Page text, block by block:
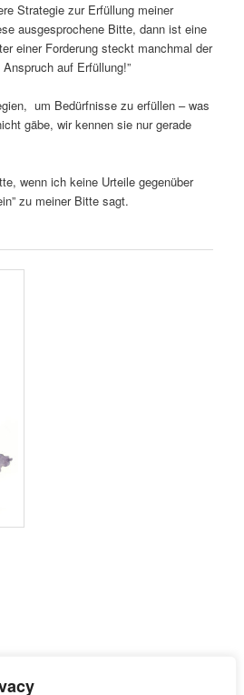
Strategie zur Erfüllung meiner
ausgesprochene Bitte, dann ist eine
einer Forderung steckt manchmal der
auf Erfüllung!”
um Bedürfnisse zu erfüllen – was
gäbe, wir kennen sie nur gerade
wenn ich keine Urteile gegenüber
zu meiner Bitte sagt.